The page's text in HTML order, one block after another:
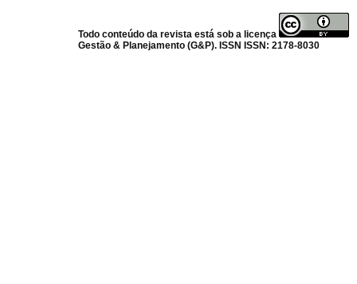
Todo conteúdo da revista está sob a licença
Gestão & Planejamento (G&P). ISSN ISSN: 2178-8030